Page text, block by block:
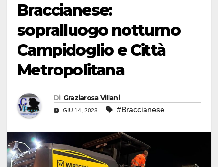
Braccianese:
sopralluogo notturno
Campidoglio e Città
Metropolitana
Di Graziarosa Villani
GIU 14, 2023 #Braccianese